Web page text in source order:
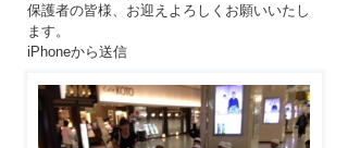
保護者の皆様、お迎えよろしくお願いいたし
ます。
iPhoneから送信